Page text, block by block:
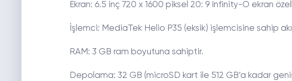
Ekran: 6.5 inç 720 x 1600 piksel 20: 9 Infinity-O ekran
İşlemci: MediaTek Helio P35 (eksik) işlemcisine sahip
RAM: 3 GB ram boyutuna sahiptir.
Depolama: 32 GB (microSD kart ile 512 GB’a kadar